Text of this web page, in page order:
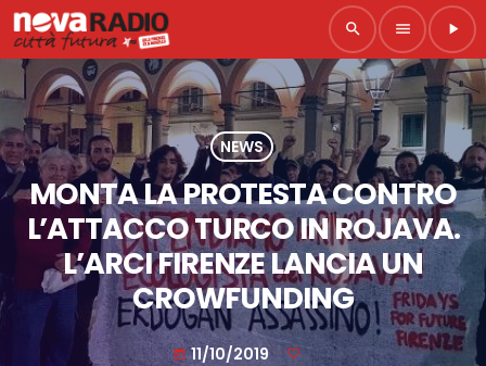
search menu play_arrow
NEWS
MONTA LA PROTESTA CONTRO
L’ATTACCO TURCO IN ROJAVA.
L’ARCI FIRENZE LANCIA UN
CROWFUNDING
today 11/10/2019